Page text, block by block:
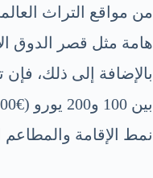
من مواقع التراث
هامة مثل قصر الدوق
بالإضافة إلى ذلك، فإن
نمط الإقامة والمطاعم